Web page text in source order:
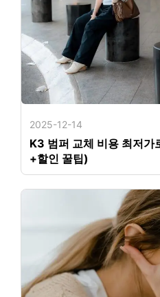
2025-12-14
K3 범퍼 교체 비용 최저가
+할인 꿀팁)